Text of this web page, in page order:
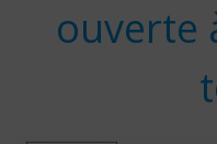
ouverte